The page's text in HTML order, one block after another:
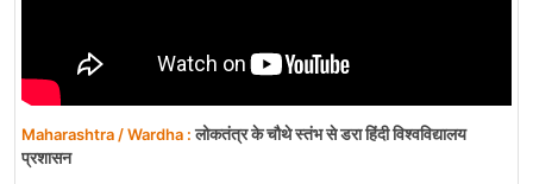
Maharashtra / Wardha :लोकतंत्र के चौथे स्तंभ से डरा हिंदी विश्वविद्यालय
प्रशासन